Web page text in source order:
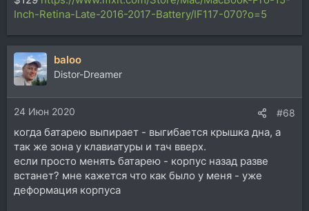
Inch-Retina-Late-2016-2017-Battery/IF117-070?o=5
baloo
Distor-Dreamer
24 Июн 2020 #68
когда батарею выпирает - выгибается крышка дна, а
так же зона у клавиатуры и тач вверх.
если просто менять батарею - корпус назад разве
встанет? мне кажется что как было у меня - уже
деформация корпуса